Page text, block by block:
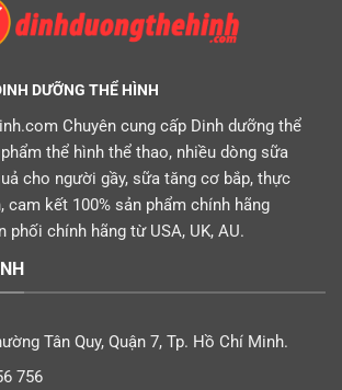
DƯỠNG THỂ HÌNH
Chuyên cung cấp Dinh dưỡng thể
thể hình thể thao, nhiều dòng sữa
cho người gầy, sữa tăng cơ bắp, thực
cam kết 100% sản phẩm chính hãng
phối chính hãng từ USA, UK, AU.
Tân Quy, Quận 7, Tp. Hồ Chí Minh.
756